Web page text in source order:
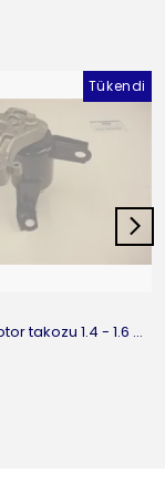
Tükendi
B-max motor takozu 1.4 - 1.6 benzinli 2012-2016 ORJİNAL